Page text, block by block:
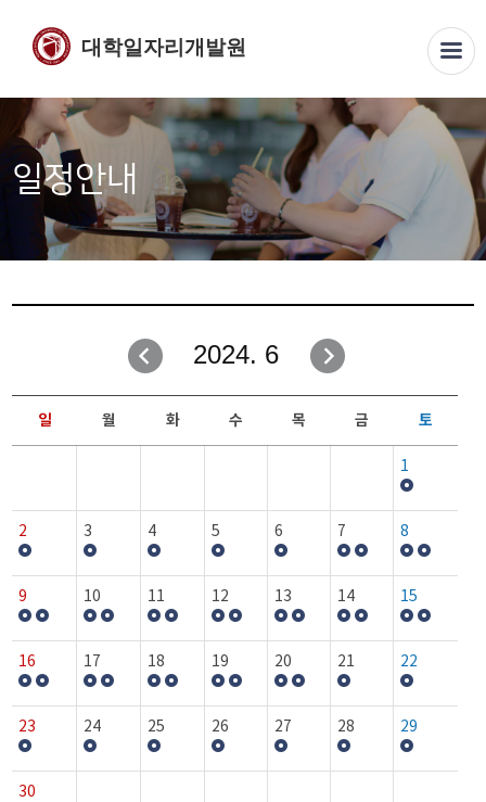
대학일자리개발원
일정안내
2024. 6
일 월 화 수 목 금 토
1
2 3 4 5 6 7 8
9 10 11 12 13 14 15
16 17 18 19 20 21 22
23 24 25 26 27 28 29
30